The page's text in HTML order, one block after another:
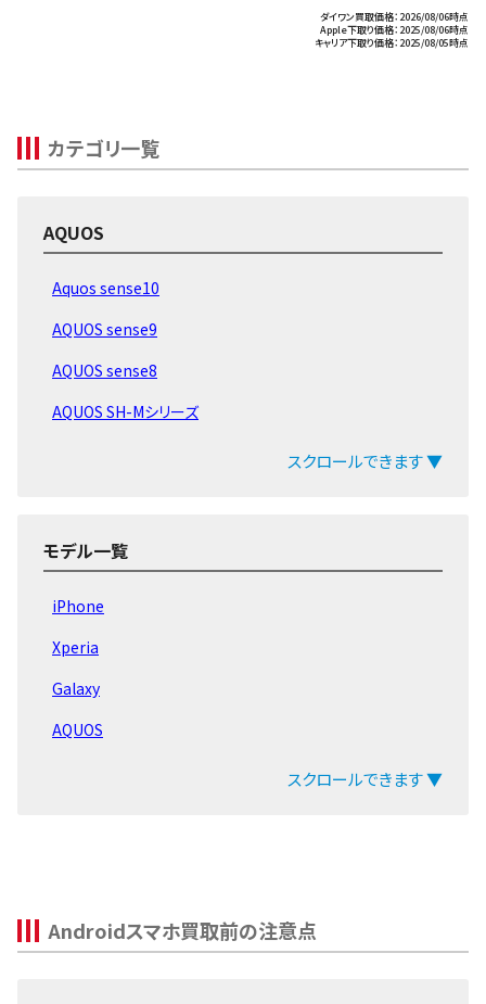
ダイワン買取価格：2026/08/06時点
Apple下取り価格：2025/08/06時点
キャリア下取り価格：2025/08/05時点
カテゴリ一覧
AQUOS
Aquos sense10
AQUOS sense9
AQUOS sense8
AQUOS SH-Mシリーズ
AQUOS sense7
AQUOS sense6
AQUOS sense5G
AQUOS sense4
AQUOS sense3
スクロールできます ▼
モデル一覧
iPhone
Xperia
Galaxy
AQUOS
Xiaomi
スクロールできます ▼
Androidスマホ買取前の注意点